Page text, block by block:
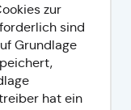
zur
sind
Grundlage
hat ein